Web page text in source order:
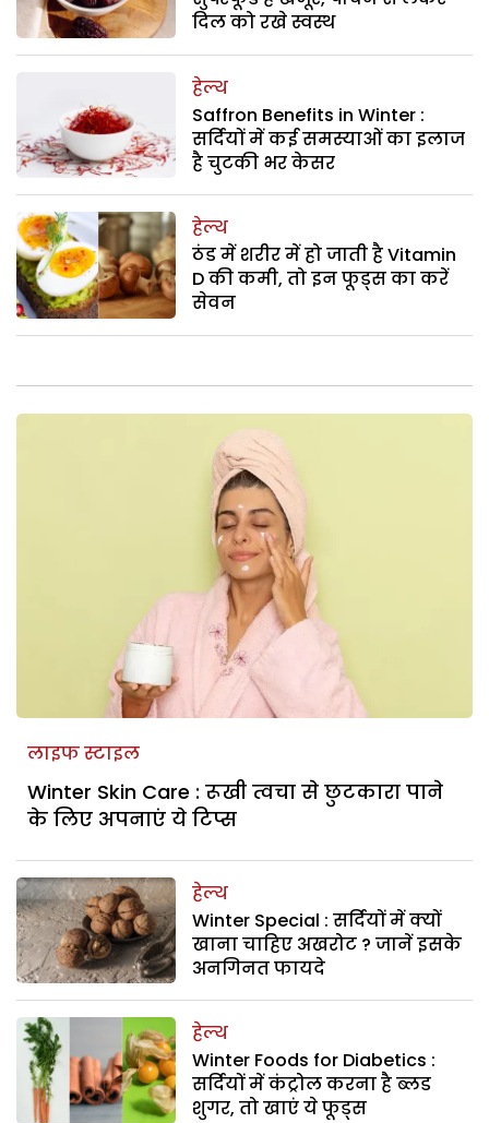
दिल को रखे स्वस्थ
हेल्थ
Saffron Benefits in Winter :
सर्दियों में कई समस्याओं का इलाज
है चुटकी भर केसर
हेल्थ
ठंड में शरीर में हो जाती है Vitamin
D की कमी, तो इन फूड्स का करें
सेवन
लाइफ स्टाइल
Winter Skin Care : रूखी त्वचा से छुटकारा पाने
के लिए अपनाएं ये टिप्स
हेल्थ
Winter Special : सर्दियों में क्यों
खाना चाहिए अखरोट ? जानें इसके
अनगिनत फायदे
हेल्थ
Winter Foods for Diabetics :
सर्दियों में कंट्रोल करना है ब्लड
शुगर, तो खाएं ये फूड्स